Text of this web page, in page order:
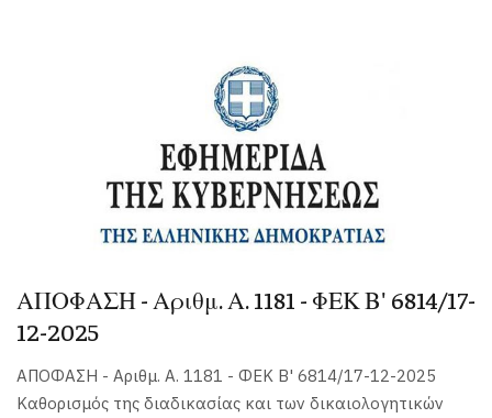
ΑΠΟΦΑΣΗ - Αριθμ. Α. 1181 - ΦΕΚ Β' 6814/17-
12-2025
ΑΠΟΦΑΣΗ - Αριθμ. Α. 1181 - ΦΕΚ Β' 6814/17-12-2025
Καθορισμός της διαδικασίας και των δικαιολογητικών